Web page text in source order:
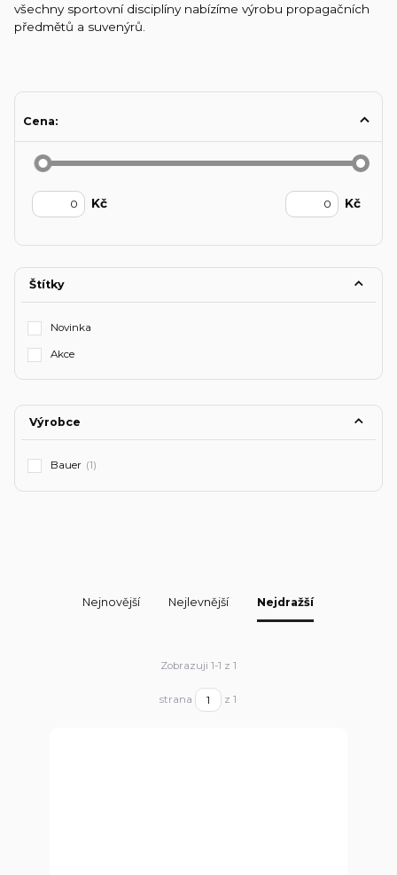
všechny sportovní disciplíny nabízíme výrobu propagačních
předmětů a suvenýrů.
Cena:
Kč Kč
Štítky
Novinka
Akce
Výrobce
Bauer (1)
Nejnovější Nejlevnější Nejdražší
Zobrazuji 1-1 z 1
strana z 1